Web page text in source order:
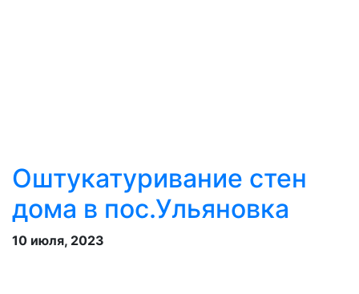
Оштукатуривание стен
дома в пос.Ульяновка
10 июля, 2023